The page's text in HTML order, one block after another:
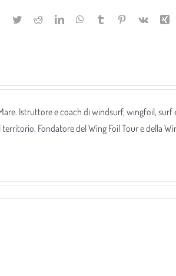
Facebook
TwitterRedditLinkedInWhatsApp
Tumblr Pinterest
Vk
Istruttore e coach di windsurf, wingfoil, surf
Fondatore del Wing Foil Tour e della